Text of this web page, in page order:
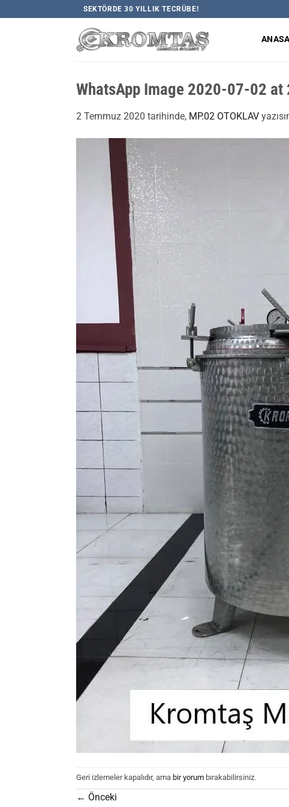
atla
SEKTÖRDE 30 YILLIK TECRÜBE!
WhatsApp Image 2020-07-02
2 Temmuz 2020 tarihinde, MP.02 OTOKLAV
Geri izlemeler kapalıdır, ama bir yorum bırakabilirsiniz.
← Önceki